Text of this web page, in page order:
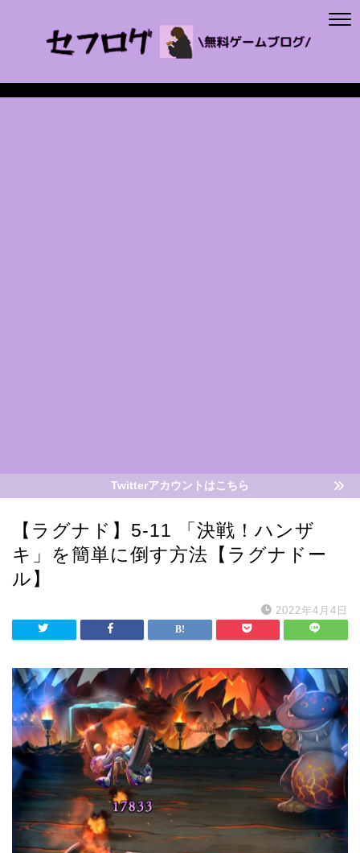
Twitterアカウントはこちら
【ラグナド】5-11 「決戦！ハンザ
キ」を簡単に倒す方法【ラグナドー
ル】
2022年4月4日